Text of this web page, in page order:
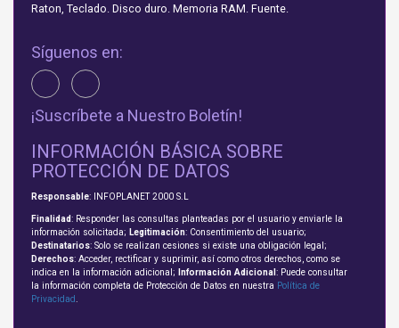
Raton, Teclado. Disco duro. Memoria RAM. Fuente.
Síguenos en:
¡Suscríbete a Nuestro Boletín!
INFORMACIÓN BÁSICA SOBRE
PROTECCIÓN DE DATOS
Responsable: INFOPLANET 2000 S.L
Finalidad: Responder las consultas planteadas por el usuario y enviarle la
información solicitada; Legitimación: Consentimiento del usuario;
Destinatarios: Solo se realizan cesiones si existe una obligación legal;
Derechos: Acceder, rectificar y suprimir, así como otros derechos, como se
indica en la información adicional;
Información Adicional : Puede consultar
la información completa de Protección de Datos en nuestra Política de
Privacidad